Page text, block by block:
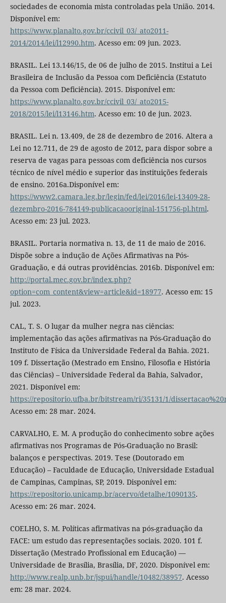
sociedades de economia mista controladas pela União. 2014.
Disponível em:
https://www.planalto.gov.br/ccivil_03/_ato2011-
2014/2014/lei/l12990.htm. Acesso em: 09 jun. 2023.
BRASIL. Lei 13.146/15, de 06 de julho de 2015. Institui a Lei
Brasileira de Inclusão da Pessoa com Deficiência (Estatuto
da Pessoa com Deficiência). 2015. Disponível em:
https://www.planalto.gov.br/ccivil_03/_ato2015-
2018/2015/lei/l13146.htm. Acesso em: 10 de jun. 2023.
BRASIL. Lei n. 13.409, de 28 de dezembro de 2016. Altera a
Lei no 12.711, de 29 de agosto de 2012, para dispor sobre a
reserva de vagas para pessoas com deficiência nos cursos
técnico de nível médio e superior das instituições federais
de ensino. 2016a.Disponível em:
https://www2.camara.leg.br/legin/fed/lei/2016/lei-13409-28-
dezembro-2016-784149-publicacaooriginal-151756-pl.html.
Acesso em: 23 jul. 2023.
BRASIL. Portaria normativa n. 13, de 11 de maio de 2016.
Dispõe sobre a indução de Ações Afirmativas na Pós-
Graduação, e dá outras providências. 2016b. Disponível em:
http://portal.mec.gov.br/index.php?
option=com_content&view=article&id=18977. Acesso em: 15
jul. 2023.
CAL, T. S. O lugar da mulher negra nas ciências:
implementação das ações afirmativas na Pós-Graduação do
Instituto de Física da Universidade Federal da Bahia. 2021.
109 f. Dissertação (Mestrado em Ensino, Filosofia e História
das Ciências) – Universidade Federal da Bahia, Salvador,
2021. Disponível em:
https://repositorio.ufba.br/bitstream/ri/35131/1/
Acesso em: 28 mar. 2024.
CARVALHO, E. M. A produção do conhecimento sobre ações
afirmativas nos Programas de Pós-Graduação no Brasil:
balanços e perspectivas. 2019. Tese (Doutorado em
Educação) – Faculdade de Educação, Universidade Estadual
de Campinas, Campinas, SP, 2019. Disponível em:
https://repositorio.unicamp.br/acervo/detalhe/1090135.
Acesso em: 26 mar. 2024.
COELHO, S. M. Políticas afirmativas na pós-graduação da
FACE: um estudo das representações sociais. 2020. 101 f.
Dissertação (Mestrado Profissional em Educação) —
Universidade de Brasília, Brasília, DF, 2020. Disponível em:
http://www.realp.unb.br/jspui/handle/10482/38957. Acesso
em: 28 mar. 2024.